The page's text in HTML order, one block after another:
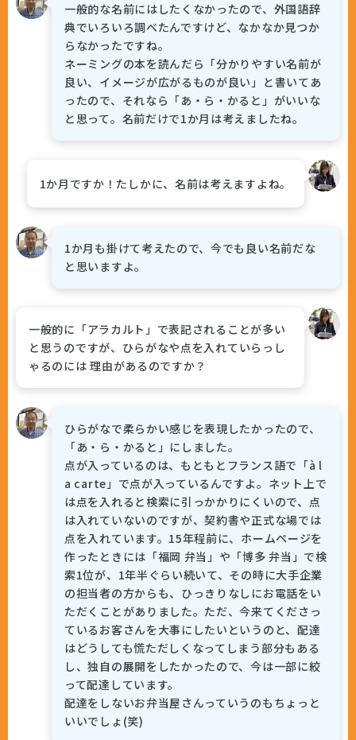
一般的な名前にはしたくなかったので、外国語辞
典でいろいろ調べたんですけど、なかなか見つか
らなかったですね。
ネーミングの本を読んだら「分かりやすい名前が
良い、イメージが広がるものが良い」と書いてあ
ったので、それなら「あ・ら・かると」がいいな
と思って。名前だけで1か月は考えましたね。
1か月ですか！たしかに、名前は考えますよね。
1か月も掛けて考えたので、今でも良い名前だな
と思いますよ。
一般的に「アラカルト」で表記されることが多い
と思うのですが、ひらがなや点を入れていらっし
ゃるのには 理由があるのですか？
ひらがなで柔らかい感じを表現したかったので、
「あ・ら・かると」にしました。
点が入っているのは、もともとフランス語で「à l
a carte」で点が入っているんですよ。ネット上で
は点を入れると検索に引っかかりにくいので、点
は入れていないのですが、契約書や正式な場では
点を入れています。15年程前に、ホームページを
作ったときには「福岡 弁当」や「博多 弁当」で検
索1位が、1年半ぐらい続いて、その時に大手企業
の担当者の方からも、ひっきりなしにお電話をい
ただくことがありました。ただ、今来てくださっ
ているお客さんを大事にしたいというのと、配達
はどうしても慌ただしくなってしまう部分もある
し、独自の展開をしたかったので、今は一部に絞
って配達しています。
配達をしないお弁当屋さんっていうのもちょっと
いいでしょ(笑)